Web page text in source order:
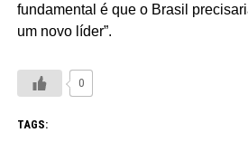
fundamental é que o Brasil
um novo líder”.
0
TAGS: